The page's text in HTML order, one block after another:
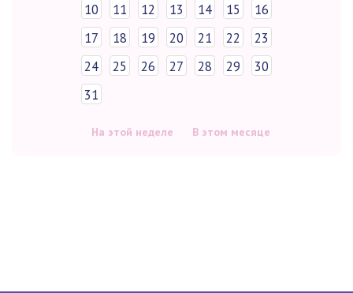
10
11 12 13 14 15
16
17
18 19 20 21 22
23
24
25 26 27 28 29
30
31
На этой неделе В этом месяце